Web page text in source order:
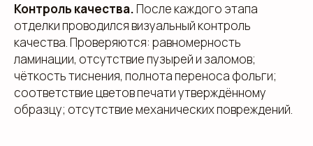
Контроль качества.После каждого этапа
отделки проводился визуальный контроль
качества. Проверяются: равномерность
ламинации, отсутствие пузырей и заломов;
чёткость тиснения, полнота переноса фольги;
соответствие цветов печати утверждённому
образцу; отсутствие механических повреждений.
Добавьте тз или референсы
Add files
Я прочитал и подтверждаю, что ознакомлен с
Пользовательским соглашениеми Политикой в
области обработки и защиты персональных
данных, а также даюСогласие на обработку